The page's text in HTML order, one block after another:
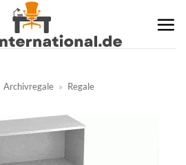
Archivregale » Regale